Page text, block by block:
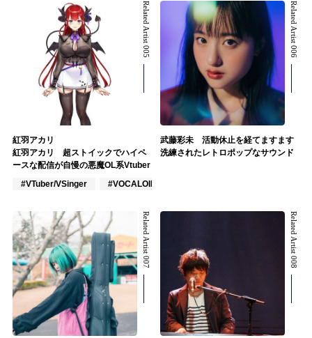
Related Artist 005
紅羽アカリ
紅羽アカリ 超ストイックでハイペ
ースな配信が自慢の悪魔OL系Vtuber
#VTuber/VSinger
#VOCALOID
Related Artist 006
武藤彩未 活動休止を経てますます
洗練されたレトロポップなサウンド
Related Artist 007 Related Artist 008